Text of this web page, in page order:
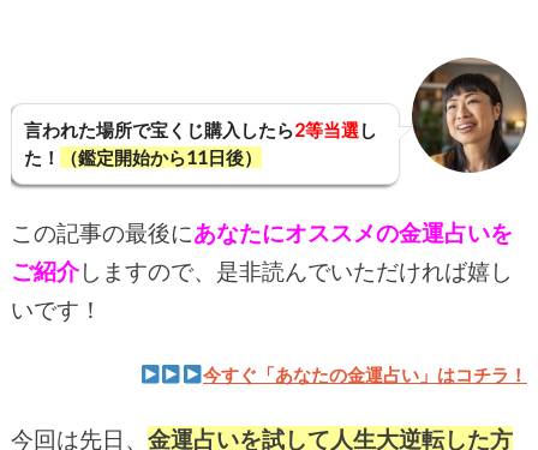
言われた場所で宝くじ購入したら2等当選 し
た！
（鑑定開始から11日後）
この記事の最後にあなたにオススメの金運占いを
ご紹介しますので、是非読んでいただければ嬉し
いです！
今すぐ「あなたの金運占い」はコチラ！
今回は先日、 金運占いを試して人生大逆転した方